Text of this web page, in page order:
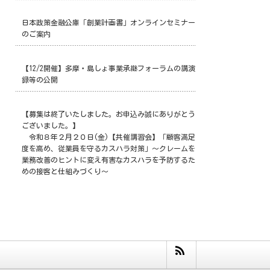
日本政策金融公庫「創業計画書」オンラインセミナー
のご案内
【12/2開催】多摩・島しょ事業承継フォーラムの講演
録等の公開
【募集は終了いたしました。お申込み誠にありがとう
ございました。】
令和８年２月２０日(金)【共催講習会】「顧客満足
度を高め、従業員を守るカスハラ対策」～クレームを
業務改善のヒントに変え有害なカスハラを予防するた
めの接客と仕組みづくり～